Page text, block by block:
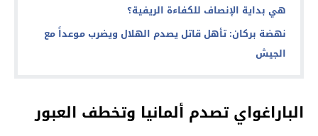
هي بداية الإنصاف للكفاءة الريفية؟
نهضة بركان: تأهل قاتل يصدم الهلال ويضرب موعداً مع
الجيش
الباراغواي تصدم ألمانيا وتخطف العبور